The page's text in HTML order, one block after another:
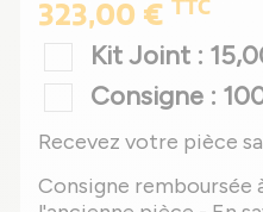
323,00 € TTC
Kit Joint :
Consigne :
Recevez votre pièce
Consigne remboursée